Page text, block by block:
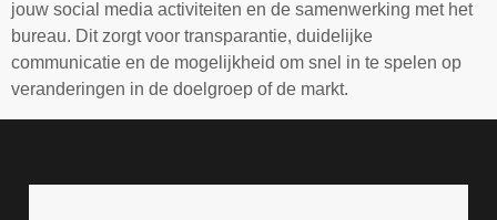
jouw social media activiteiten en de samenwerking met het
bureau. Dit zorgt voor transparantie, duidelijke
communicatie en de mogelijkheid om snel in te spelen op
veranderingen in de doelgroep of de markt.